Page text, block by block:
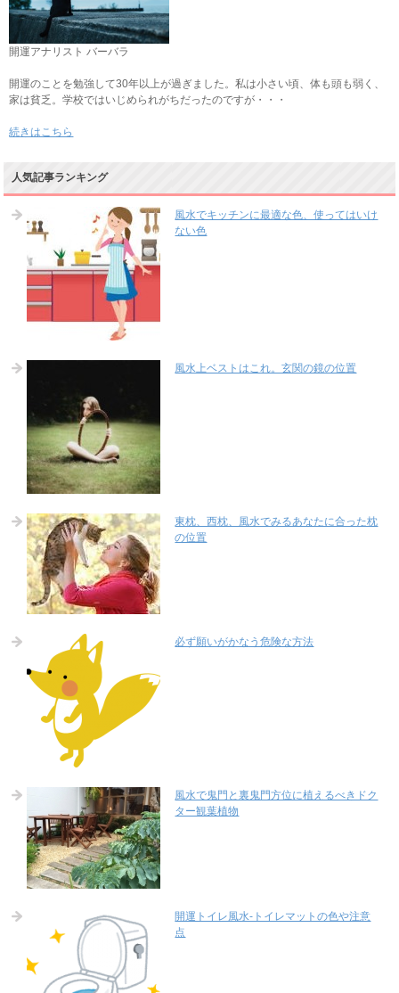
開運アナリスト バーバラ
開運のことを勉強して30年以上が過ぎました。私は小さい頃、体も頭も弱く、
家は貧乏。学校ではいじめられがちだったのですが・・・
続きはこちら
人気記事ランキング
風水でキッチンに最適な色、使ってはいけ
ない色
風水上ベストはこれ。玄関の鏡の位置
東枕、西枕、風水でみるあなたに合った枕
の位置
必ず願いがかなう危険な方法
風水で鬼門と裏鬼門方位に植えるべきドク
ター観葉植物
開運トイレ風水-トイレマットの色や注意
点